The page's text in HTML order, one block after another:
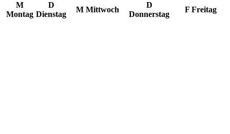
M
Montag
D
Dienstag
M Mittwoch
D
Donnerstag
F Freitag